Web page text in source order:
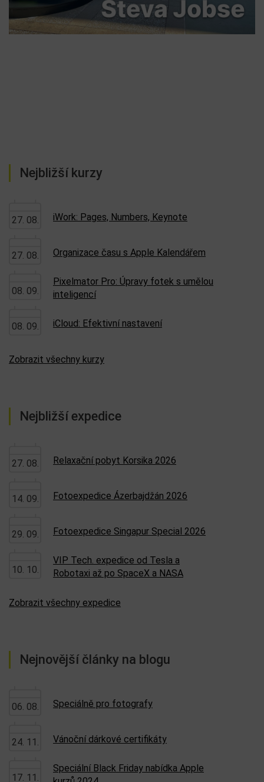
Nejbližší kurzy
27. 08. iWork: Pages, Numbers, Keynote
27. 08. Organizace času s Apple Kalendářem
08. 09.
Pixelmator Pro: Úpravy fotek s umělou
inteligencí
08. 09. iCloud: Efektivní nastavení
Zobrazit všechny kurzy
Nejbližší expedice
27. 08. Relaxační pobyt Korsika 2026
14. 09. Fotoexpedice Ázerbajdžán 2026
29. 09. Fotoexpedice Singapur Special 2026
10. 10.
VIP Tech. expedice od Tesla a
Robotaxi až po SpaceX a NASA
Zobrazit všechny expedice
Nejnovější články na blogu
06. 08. Speciálně pro fotografy
24. 11. Vánoční dárkové certifikáty
17. 11.
Speciální Black Friday nabídka Apple